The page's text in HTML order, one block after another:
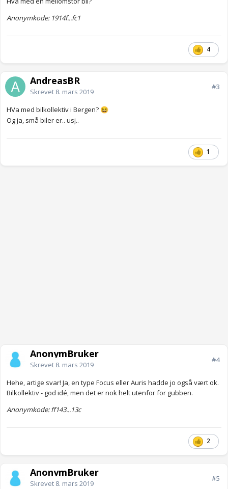
Anonymkode: 1914f...fc1
4
AndreasBR
Skrevet 8. mars 2019
#3
HVa med bilkollektiv i Bergen? 😆
Og ja, små biler er.. usj..
1
AnonymBruker
Skrevet 8. mars 2019
#4
Hehe, artige svar! Ja, en type Focus eller Auris hadde jo også vært ok.
Bilkollektiv - god idé, men det er nok helt utenfor for gubben.
Anonymkode: ff143...13c
2
AnonymBruker
Skrevet 8. mars 2019
#5